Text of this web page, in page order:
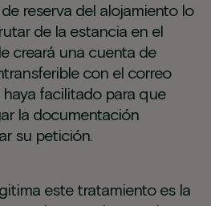
reserva del alojamiento lo
de la estancia en el
creará una cuenta de
con el correo
facilitado para que
la documentación
su petición.
este tratamiento es la